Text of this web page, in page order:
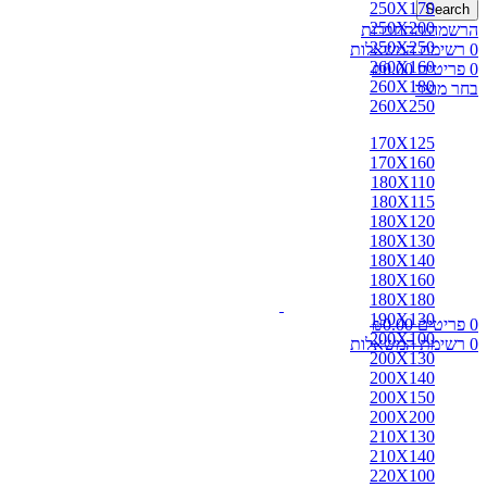
Search
הרשמה/התחברות
0 רשימת המשאלות
0 פריטים ₪0.00
בחר מוצר
0 פריטים ₪0.00
0 רשימת המשאלות
250X170
250X200
250X250
260X160
260X180
260X250
170X125
170X160
180X110
180X115
180X120
180X130
180X140
180X160
180X180
190X130
200X100
200X130
200X140
200X150
200X200
210X130
210X140
220X100